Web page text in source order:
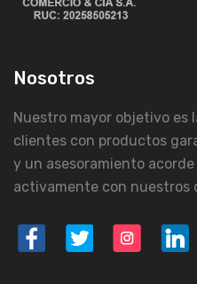
Nosotros
Nuestro mayor objetivo
clientes con productos
y un asesoramiento
activamente con nuestros